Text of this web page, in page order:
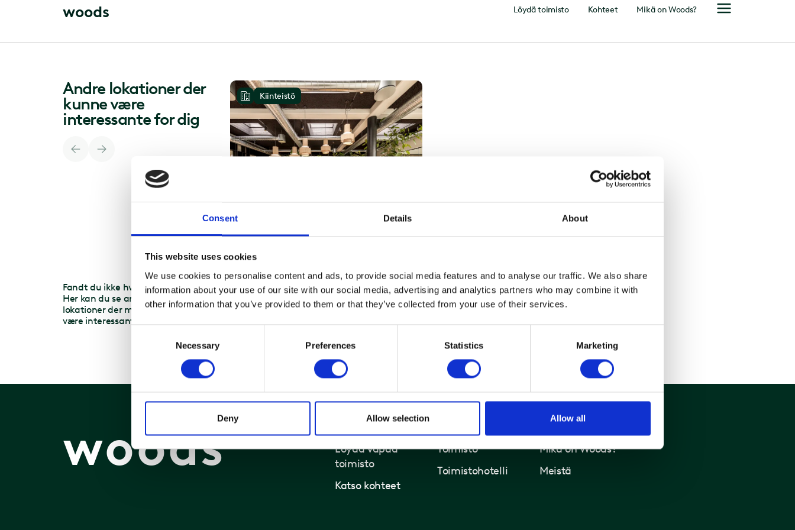
Consent Details About
This website uses cookies
We use cookies to personalise content and ads, to provide social media features and to analyse our traffic. We also share
information about your use of our site with our social media, advertising and analytics partners who may combine it with
other information that you’ve provided to them or that they’ve collected from your use of their services.
Necessary Preferences Statistics Marketing
Deny Allow selection Allow all
woods Löydä toimisto Kohteet Mikä on Woods?
Andre lokationer der
kunne være
interessante for dig
Fandt du ikke hvad du søgte?
Her kan du se andre
lokationer der måske kunne
være interessante for dig.
Kiinteistö
Titanhus
Titangade 9-13
2200 København N
woods Toimistot ja kiinteistöt
Löydä vapaa
toimisto
Katso kohteet
Ratkaisut
Toimisto
Toimistohotelli
Woods
Mikä on Woods?
Meistä